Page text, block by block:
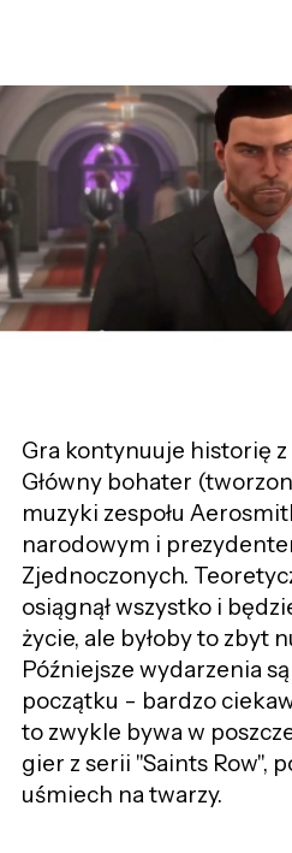
Gra kontynuuje historię
Główny bohater
muzyki zespołu
narodowym i
Zjednoczonych.
osiągnął wszystko i
życie, ale byłoby to zbyt
Późniejsze wydarzenia
początku - bardzo
to zwykle bywa w
gier z serii "Saints Row",
uśmiech na twarzy.